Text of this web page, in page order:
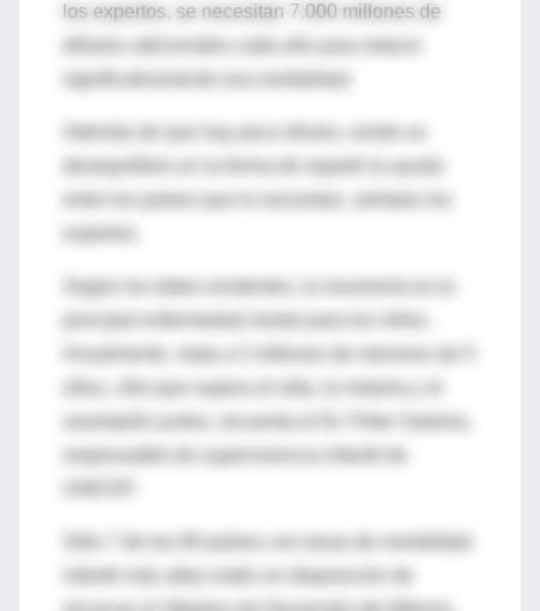
los expertos, se necesitan 7.000 millones de
significativamente esa mortalidad.
desequilibrio en la forma de repartir la ayuda
Según los datos existentes, la neumonía es la
años, cifra que supera al sida, la malaria y el
responsable de supervivencia infantil de